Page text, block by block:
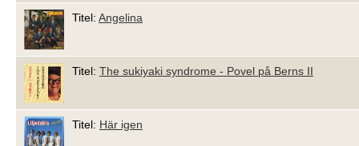
Titel: Angelina
Titel: The sukiyaki syndrome - Povel på Berns II
Titel: Här igen